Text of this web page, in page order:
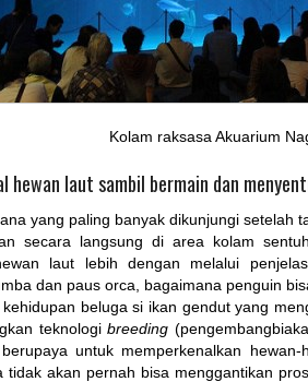
Kolam raksasa Akuarium
hewan laut sambil bermain dan
yang paling banyak dikunjungi setelah
secara langsung di area kolam
laut lebih dengan melalui
dan paus orca, bagaimana penguin
beluga si ikan gendut yang
teknologibreeding
untuk memperkenalkan
tidak akan pernah bisa menggantikan